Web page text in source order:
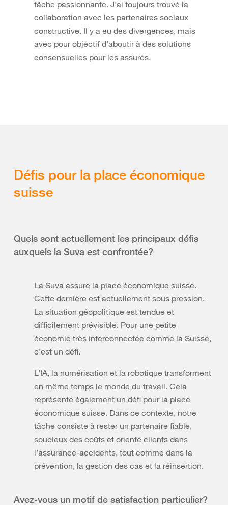
tâche passionnante. J’ai toujours trouvé la
collaboration avec les partenaires sociaux
constructive. Il y a eu des divergences, mais
avec pour objectif d’aboutir à des solutions
consensuelles pour les assurés.
Défis pour la place économique
suisse
Quels sont actuellement les principaux défis
auxquels la Suva est confrontée?
La Suva assure la place économique suisse.
Cette dernière est actuellement sous pression.
La situation géopolitique est tendue et
difficilement prévisible. Pour une petite
économie très interconnectée comme la Suisse,
c’est un défi.
L’IA, la numérisation et la robotique transforment
en même temps le monde du travail. Cela
représente également un défi pour la place
économique suisse. Dans ce contexte, notre
tâche consiste à rester un partenaire fiable,
soucieux des coûts et orienté clients dans
l’assurance-accidents, tout comme dans la
prévention, la gestion des cas et la réinsertion.
Avez-vous un motif de satisfaction particulier?